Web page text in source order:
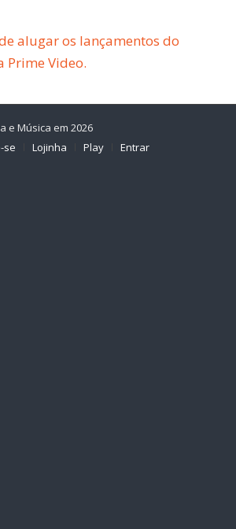
alugar os lançamentos do
Prime Video.
e Música em 2026
se Lojinha Play Entrar